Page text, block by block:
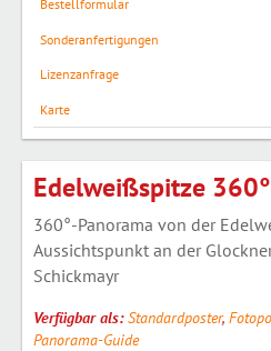
Bestellformular
Sonderanfertigungen
Lizenzanfrage
Karte
Edelweißspitze
360°-Panorama von der
Aussichtspunkt an der
Schickmayr
Verfügbar als:Standardposter,
Panorama-Guide